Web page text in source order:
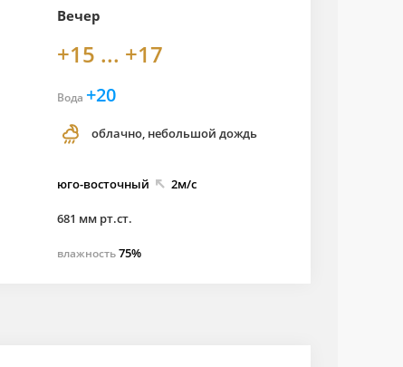
Вечер
+15 ... +17
Вода +20
облачно, небольшой дождь
юго-восточный 2м/с
681 мм рт.ст.
влажность75%